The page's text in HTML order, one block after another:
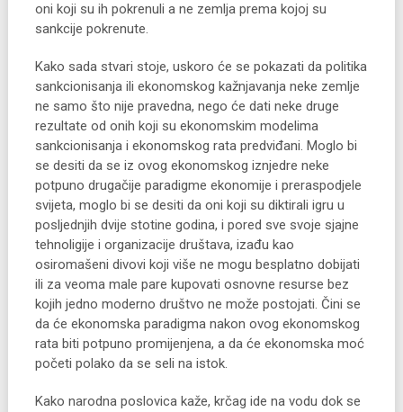
oni koji su ih pokrenuli a ne zemlja prema kojoj su
sankcije pokrenute.
Kako sada stvari stoje, uskoro će se pokazati da politika
sankcionisanja ili ekonomskog kažnjavanja neke zemlje
ne samo što nije pravedna, nego će dati neke druge
rezultate od onih koji su ekonomskim modelima
sankcionisanja i ekonomskog rata predviđani. Moglo bi
se desiti da se iz ovog ekonomskog iznjedre neke
potpuno drugačije paradigme ekonomije i preraspodjele
svijeta, moglo bi se desiti da oni koji su diktirali igru u
posljednjih dvije stotine godina, i pored sve svoje sjajne
tehnoligije i organizacije društava, izađu kao
osiromašeni divovi koji više ne mogu besplatno dobijati
ili za veoma male pare kupovati osnovne resurse bez
kojih jedno moderno društvo ne može postojati. Čini se
da će ekonomska paradigma nakon ovog ekonomskog
rata biti potpuno promijenjena, a da će ekonomska moć
početi polako da se seli na istok.
Kako narodna poslovica kaže, krčag ide na vodu dok se